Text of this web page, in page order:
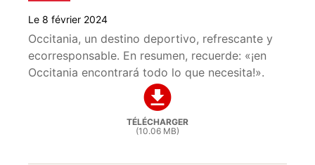
Le 8 février 2024
Occitania, un destino deportivo, refrescante y
ecorresponsable. En resumen, recuerde: «¡en
Occitania encontrará todo lo que necesita!».
TÉLÉCHARGER
(10.06 MB)